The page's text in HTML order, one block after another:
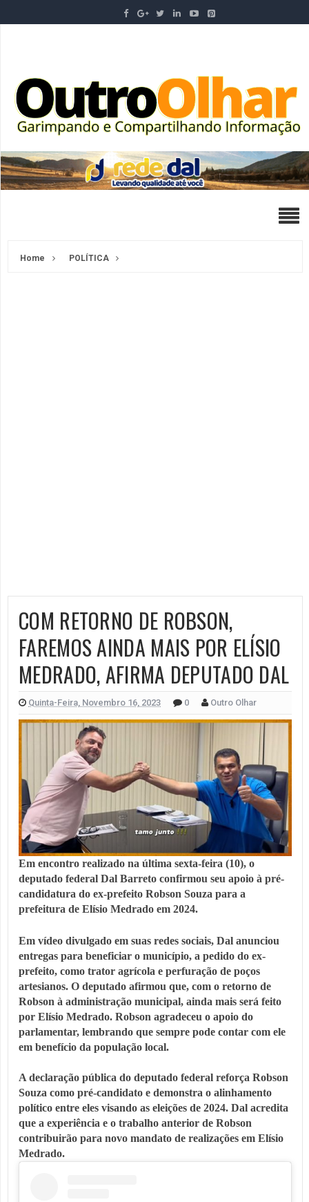
Home POLÍTICA
COM RETORNO DE ROBSON,
FAREMOS AINDA MAIS POR ELÍSIO
MEDRADO, AFIRMA DEPUTADO DAL
Quinta-Feira, Novembro 16, 2023 0 Outro Olhar
Em encontro realizado na última sexta-feira (10), o
deputado federal Dal Barreto confirmou seu apoio à pré-
candidatura do ex-prefeito Robson Souza para a
prefeitura de Elísio Medrado em 2024.
Em vídeo divulgado em suas redes sociais, Dal anunciou
entregas para beneficiar o município, a pedido do ex-
prefeito, como trator agrícola e perfuração de poços
artesianos. O deputado afirmou que, com o retorno de
Robson à administração municipal, ainda mais será feito
por Elísio Medrado. Robson agradeceu o apoio do
parlamentar, lembrando que sempre pode contar com ele
em benefício da população local.
A declaração pública do deputado federal reforça Robson
Souza como pré-candidato e demonstra o alinhamento
político entre eles visando as eleições de 2024. Dal acredita
que a experiência e o trabalho anterior de Robson
contribuirão para novo mandato de realizações em Elísio
Medrado.